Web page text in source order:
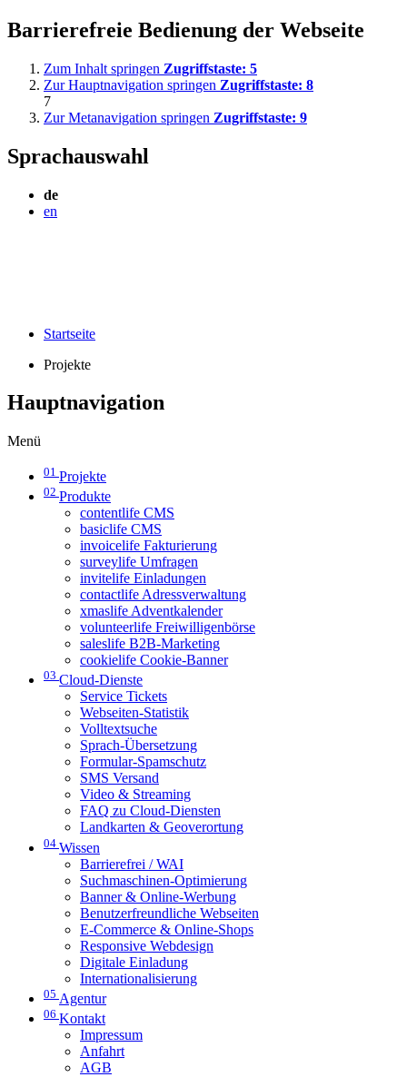
Barrierefreie Bedienung der Webseite
Zum Inhalt springen Zugriffstaste: 5
Zur Hauptnavigation springen Zugriffstaste: 8
7
Zur Metanavigation springen Zugriffstaste: 9
Sprachauswahl
de
en
Startseite
Projekte
Hauptnavigation
Menü
01 Projekte
02 Produkte
contentlife CMS
basiclife CMS
invoicelife Fakturierung
surveylife Umfragen
invitelife Einladungen
contactlife Adressverwaltung
xmaslife Adventkalender
volunteerlife Freiwilligenbörse
saleslife B2B-Marketing
cookielife Cookie-Banner
03 Cloud-Dienste
Service Tickets
Webseiten-Statistik
Volltextsuche
Sprach-Übersetzung
Formular-Spamschutz
SMS Versand
Video & Streaming
FAQ zu Cloud-Diensten
Landkarten & Geoverortung
04 Wissen
Barrierefrei / WAI
Suchmaschinen-Optimierung
Banner & Online-Werbung
Benutzerfreundliche Webseiten
E-Commerce & Online-Shops
Responsive Webdesign
Digitale Einladung
Internationalisierung
05 Agentur
06 Kontakt
Impressum
Anfahrt
AGB